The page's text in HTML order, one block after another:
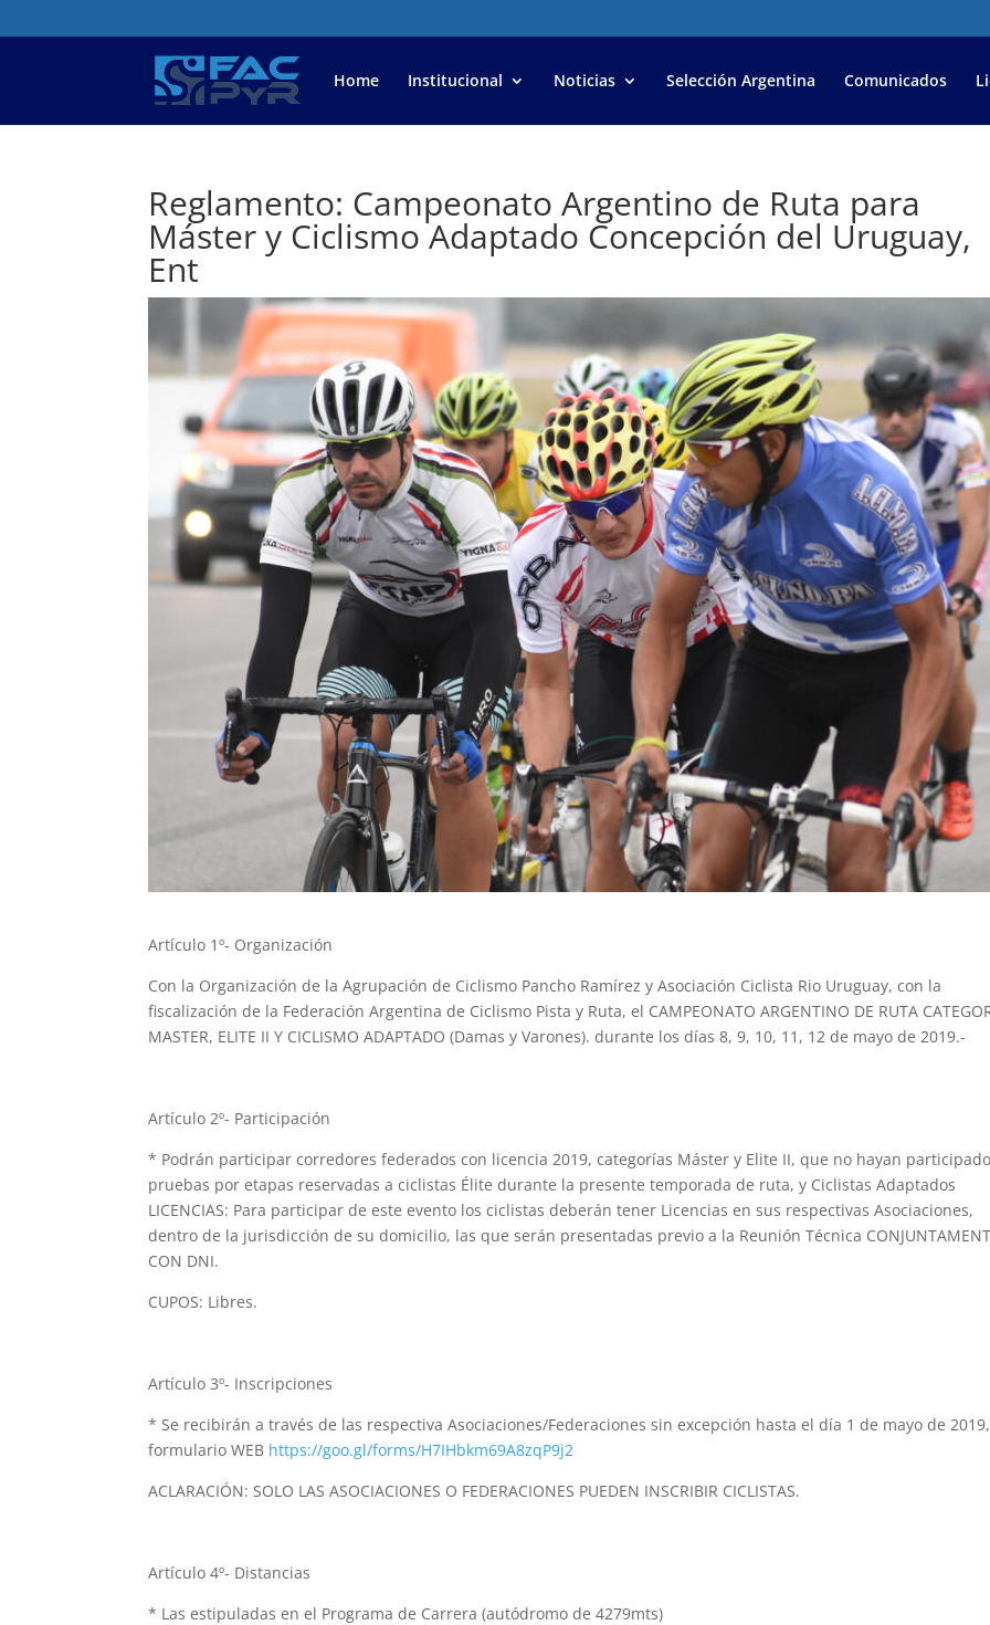
Home Institucional Noticias Selección Argentina Comunicados
Reglamento: Campeonato Argentino de Ruta para
Máster y Ciclismo Adaptado Concepción del Uruguay,
Ent
Artículo 1º- Organización
Con la Organización de la Agrupación de Ciclismo Pancho Ramírez y Asociación Ciclista Rio Uruguay, con la
fiscalización de la Federación Argentina de Ciclismo Pista y Ruta, el CAMPEONATO ARGENTINO DE RUTA
MASTER, ELITE II Y CICLISMO ADAPTADO (Damas y Varones). durante los días 8, 9, 10, 11, 12 de mayo de 2019.-
Artículo 2º- Participación
* Podrán participar corredores federados con licencia 2019, categorías Máster y Elite II, que no hayan
pruebas por etapas reservadas a ciclistas Élite durante la presente temporada de ruta, y Ciclistas Adaptados
LICENCIAS: Para participar de este evento los ciclistas deberán tener Licencias en sus respectivas Asociaciones,
dentro de la jurisdicción de su domicilio, las que serán presentadas previo a la Reunión Técnica
CON DNI.
CUPOS: Libres.
Artículo 3º- Inscripciones
* Se recibirán a través de las respectiva Asociaciones/Federaciones sin excepción hasta el día 1 de mayo de
formulario WEB https://goo.gl/forms/H7IHbkm69A8zqP9j2
ACLARACIÓN: SOLO LAS ASOCIACIONES O FEDERACIONES PUEDEN INSCRIBIR CICLISTAS.
Artículo 4º- Distancias
* Las estipuladas en el Programa de Carrera (autódromo de 4279mts)